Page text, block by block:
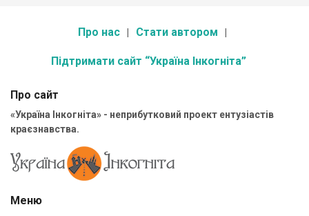
Про нас Стати автором
Підтримати сайт “Україна Інкогніта”
Про сайт
«Україна Інкогніта» - неприбутковий проект ентузіастів
краєзнавства.
Меню